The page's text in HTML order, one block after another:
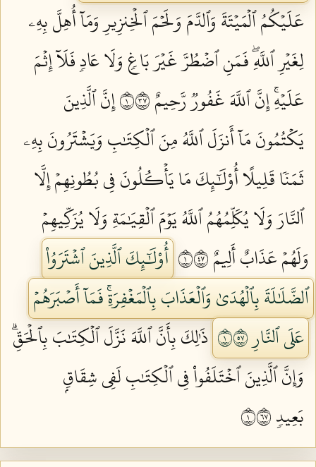
عَلَيۡكُمُ ٱلۡمَيۡتَةَ وَٱلدَّمَ وَلَحۡمَ ٱلۡخِنزِيرِ وَمَآ أُهِلَّ بِهِۦ
لِغَيۡرِ ٱللَّهِۖ فَمَنِ ٱضۡطُرَّ غَيۡرَ بَاغٖ وَلَا عَادٖ فَلَآ إِثۡمَ
عَلَيۡهِۚ إِنَّ ٱللَّهَ غَفُورٞ رَّحِيمٌ ١٧٣
إِنَّ ٱلَّذِينَ
يَكۡتُمُونَ مَآ أَنزَلَ ٱللَّهُ مِنَ ٱلۡكِتَٰبِ وَيَشۡتَرُونَ بِهِۦ
ثَمَنٗا قَلِيلًا أُوْلَٰٓئِكَ مَا يَأۡكُلُونَ فِي بُطُونِهِمۡ إِلَّا
ٱلنَّارَ وَلَا يُكَلِّمُهُمُ ٱللَّهُ يَوۡمَ ٱلۡقِيَٰمَةِ وَلَا يُزَكِّيهِمۡ
وَلَهُمۡ عَذَابٌ أَلِيمٌ ١٧٤
أُوْلَٰٓئِكَ ٱلَّذِينَ ٱشۡتَرَوُاْ
ٱلضَّلَٰلَةَ بِٱلۡهُدَىٰ وَٱلۡعَذَابَ بِٱلۡمَغۡفِرَةِۚ فَمَآ أَصۡبَرَهُمۡ
عَلَى ٱلنَّارِ ١٧٥
ذَٰلِكَ بِأَنَّ ٱللَّهَ نَزَّلَ ٱلۡكِتَٰبَ بِٱلۡحَقِّۗ
وَإِنَّ ٱلَّذِينَ ٱخۡتَلَفُواْ فِي ٱلۡكِتَٰبِ لَفِي شِقَاقِۭ
بَعِيدٖ ١٧٦